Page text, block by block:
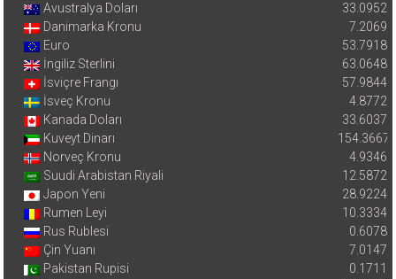
Avustralya Doları
33.0952
Danimarka Kronu
7.2069
Euro
53.7918
İngiliz Sterlini
63.0648
İsviçre Frangı
57.9844
İsveç Kronu
4.8772
Kanada Doları
33.6037
Kuveyt Dinarı
154.3667
Norveç Kronu
4.9346
Suudi Arabistan Riyali
12.5872
Japon Yeni
28.9224
Rumen Leyi
10.3334
Rus Rublesi
0.6078
Çin Yuanı
7.0147
Pakistan Rupisi
0.1711